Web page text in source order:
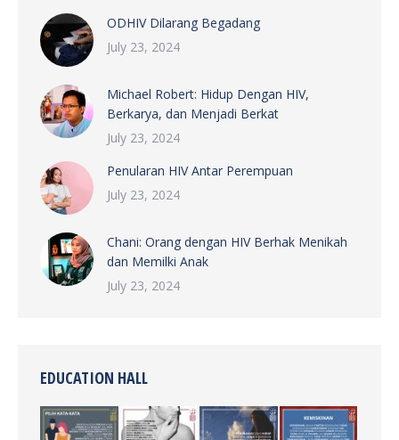
ODHIV Dilarang Begadang
July 23, 2024
Michael Robert: Hidup Dengan HIV,
Berkarya, dan Menjadi Berkat
July 23, 2024
Penularan HIV Antar Perempuan
July 23, 2024
Chani: Orang dengan HIV Berhak Menikah
dan Memilki Anak
July 23, 2024
EDUCATION HALL